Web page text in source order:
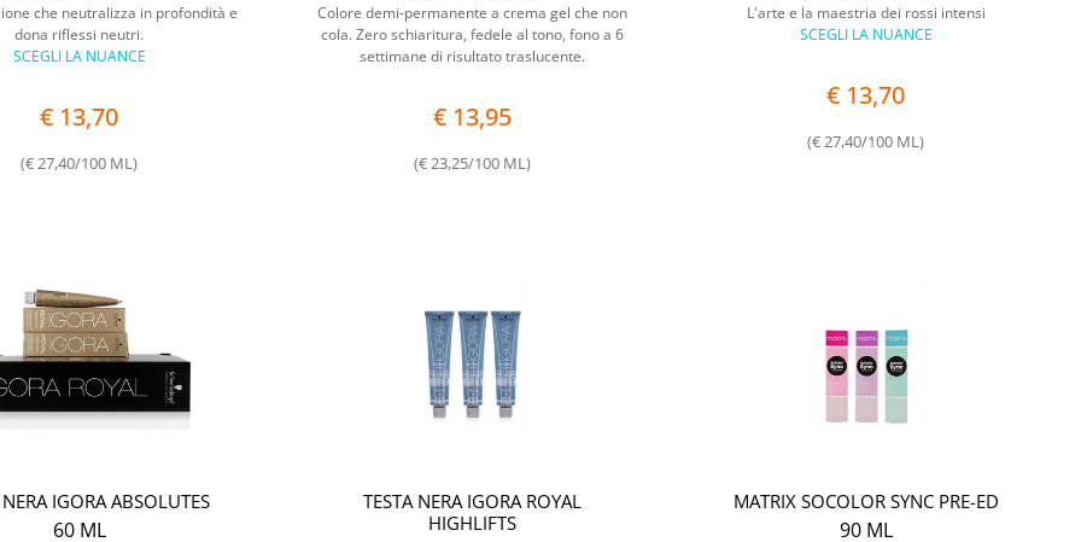
che neutralizza in profondità e
dona riflessi neutri.
SCEGLI LA NUANCE
€ 13,70
(€ 27,40/100 ML)
Colore demi-permanente a crema gel che non
cola. Zero schiaritura, fedele al tono, fono a 6
settimane di risultato traslucente.
€ 13,95
(€ 23,25/100 ML)
L'arte e la maestria dei rossi intensi
SCEGLI LA NUANCE
€ 13,70
(€ 27,40/100 ML)
NERA IGORA ABSOLUTES
60 ML
TESTA NERA IGORA ROYAL
HIGHLIFTS
MATRIX SOCOLOR SYNC PRE-ED
90 ML